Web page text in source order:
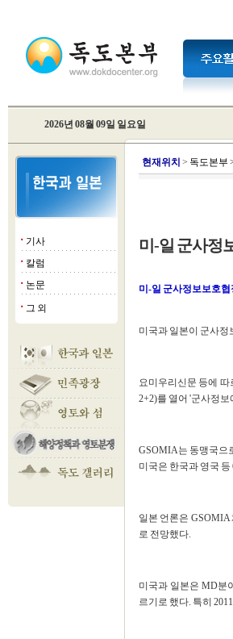
2026년 08월 09일 일요일
■ 기사
■ 칼럼
■ 논문
■ 그 외
현재위치 > 독도본부
미-일 군사정
미-일 군사정보보호협
미국과 일본이 군사
요미우리신문 등에
2+2)를 열어 '군사정
GSOMIA는 동맹국으
미국은 한국과 영국
일본 언론은
로 전망했다.
미국과 일본은 MD분
르기로 했다. 특히